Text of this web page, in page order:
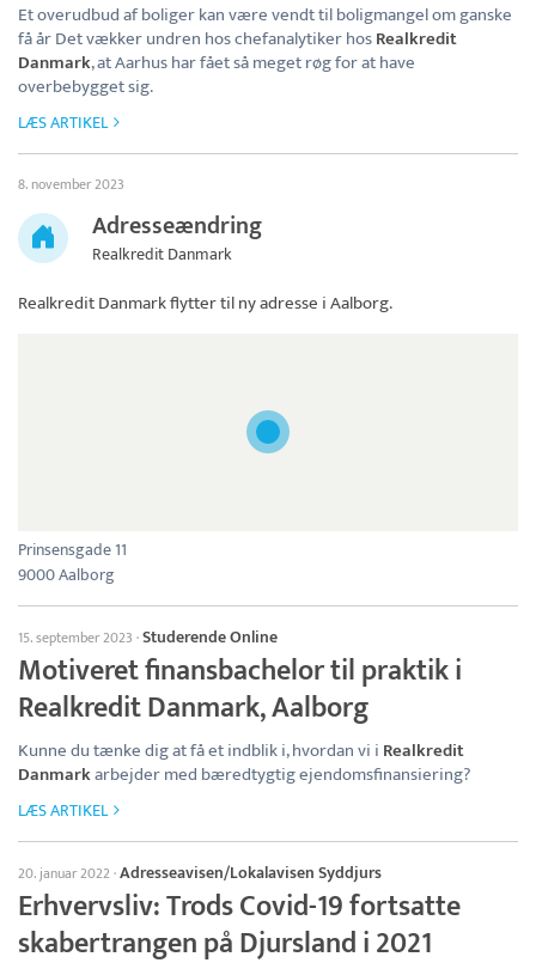
Et overudbud af boliger kan være vendt til boligmangel om ganske
få år Det vækker undren hos chefanalytiker hosRealkredit
Danmark, at Aarhus har fået så meget røg for at have
overbebygget sig.
LÆS ARTIKEL
8. november 2023
Adresseændring
Realkredit Danmark
Realkredit Danmarkflytter til ny adresse i Aalborg.
Prinsensgade 11
9000 Aalborg
15. september 2023 ·Studerende Online
Motiveret finansbachelor til praktik i
Realkredit Danmark, Aalborg
Kunne du tænke dig at få et indblik i, hvordan vi i Realkredit
Danmarkarbejder med bæredtygtig ejendomsfinansiering?
LÆS ARTIKEL
20. januar 2022·Adresseavisen/Lokalavisen Syddjurs
Erhvervsliv: Trods Covid-19 fortsatte
skabertrangen på Djursland i 2021